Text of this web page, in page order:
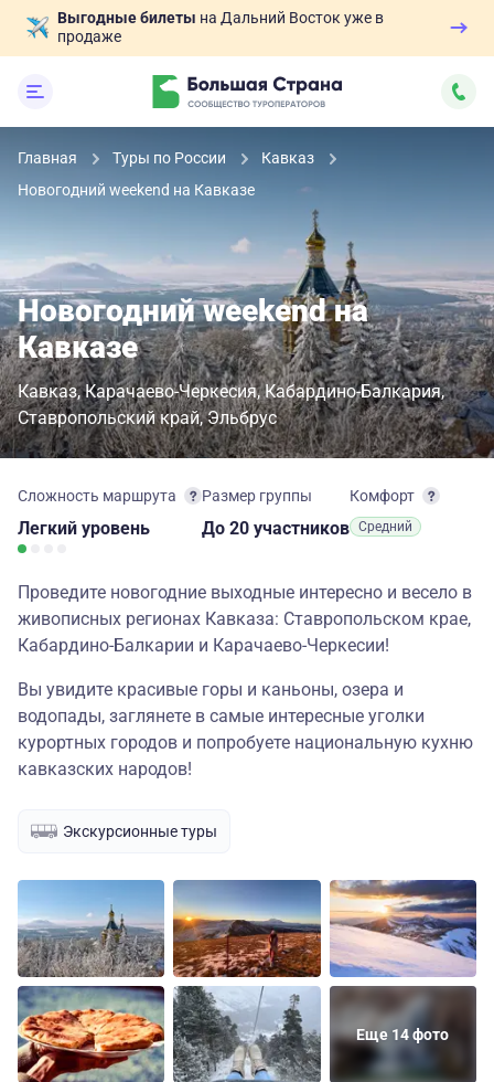
Выгодные билеты на Дальний Восток уже в
продаже
Главная Туры по России
Кавказ
Новогодний weekend на Кавказе
Новогодний weekend на
Кавказе
Кавказ Карачаево-Черкесия Кабардино-Балкария
Ставропольский край Эльбрус
Сложность маршрута
Легкий уровень
Комфорт
Средний
Размер группы
до 20 участников
Проведите новогодние выходные интересно и весело в
живописных регионах Кавказа: Ставропольском крае,
Кабардино-Балкарии и Карачаево-Черкесии!
Вы увидите красивые горы и каньоны, озера и
водопады, заглянете в самые интересные уголки
курортных городов и попробуете национальную кухню
кавказских народов!
Экскурсионные туры
Еще 14 фото